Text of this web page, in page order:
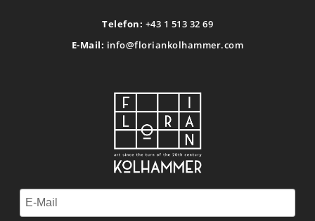
Telefon: +43 1 513 32 69
E-Mail: info@floriankolhammer.com